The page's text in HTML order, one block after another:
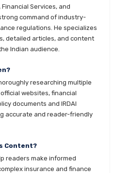
Card
Customer Care
Cancellation
Insurance
Insurance
Benefits
Services, and
command of industry-
regulations. He specializes
detailed articles, and content
Indian audience.
researching multiple
websites, financial
documents and IRDAI
accurate and reader-friendly
Content?
readers make informed
insurance and finance